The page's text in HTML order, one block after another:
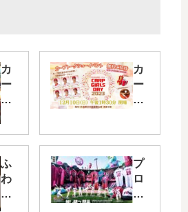
カ
ー
プ
優
勝
後
カ
ー
プ
ル
ズ
ト
ー
ク
ふ
わ
っ
プ
ロ
野